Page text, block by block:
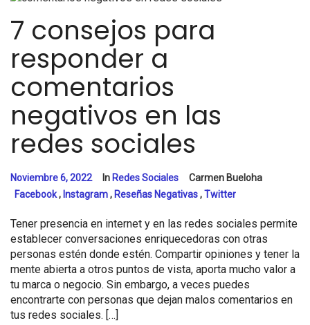
7 consejos para
responder a
comentarios
negativos en las
redes sociales
Noviembre 6, 2022 In Redes Sociales
Carmen Bueloha
Facebook, Instagram, Reseñas Negativas,Twitter
Tener presencia en internet y en las redes sociales permite
establecer conversaciones enriquecedoras con otras
personas estén donde estén. Compartir opiniones y tener la
mente abierta a otros puntos de vista, aporta mucho valor a
tu marca o negocio. Sin embargo, a veces puedes
encontrarte con personas que dejan malos comentarios en
tus redes sociales. […]